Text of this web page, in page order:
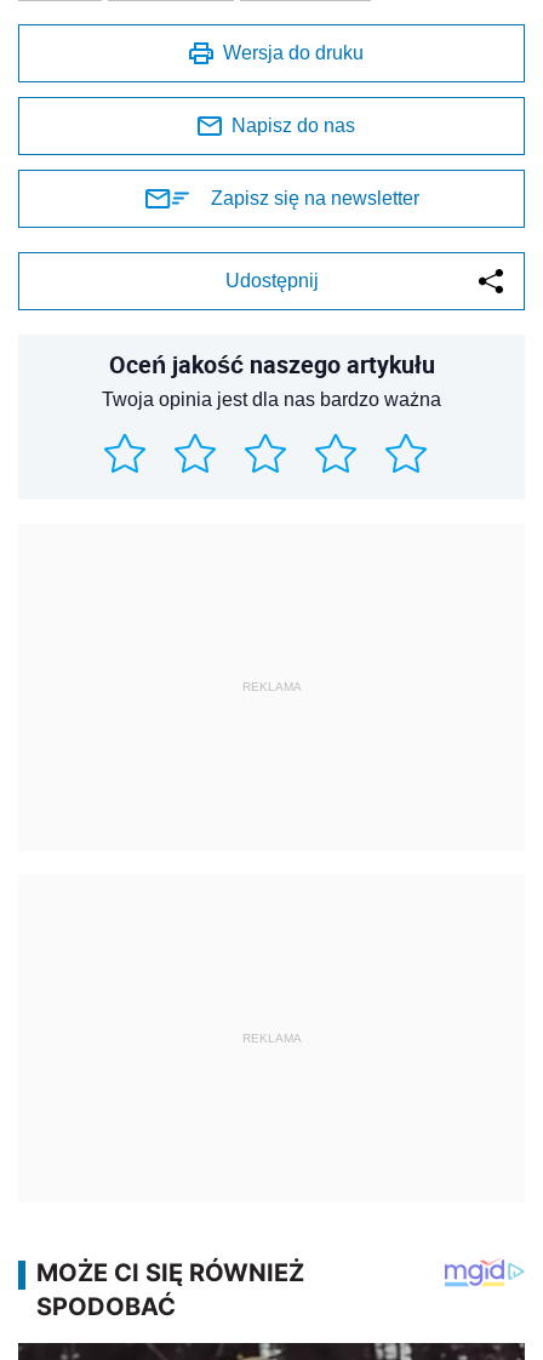
Wersja do druku
Napisz do nas
Zapisz się na newsletter
Udostępnij
Oceń jakość naszego artykułu
Twoja opinia jest dla nas bardzo ważna
REKLAMA
REKLAMA